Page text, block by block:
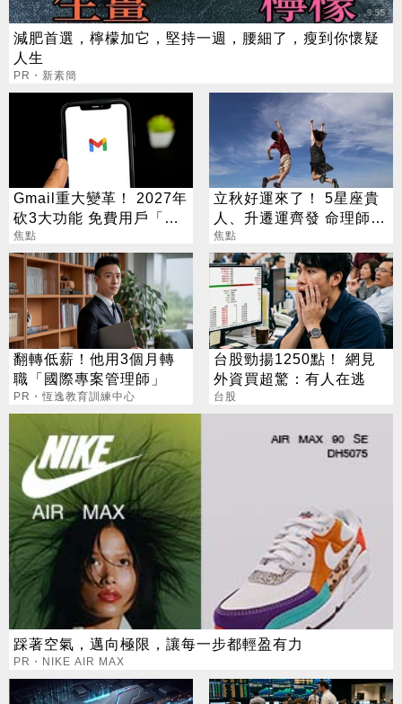
減肥首選，檸檬加它，堅持一週，腰細了，瘦到你懷疑
人生
PR・新素簡
Gmail重大變革！ 2027年
砍3大功能 免費用戶「這
好康」不能用了
焦點
立秋好運來了！ 5星座貴
人、升遷運齊發 命理師：
把握黃金轉運期
焦點
翻轉低薪！他用3個月轉
職「國際專案管理師」
PR・恆逸教育訓練中心
台股勁揚1250點！ 網見
外資買超驚：有人在逃
台股
踩著空氣，邁向極限，讓每一步都輕盈有力
PR・NIKE AIR MAX